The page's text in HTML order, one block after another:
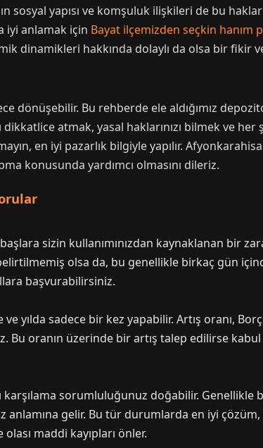
sosyal yapısı ve komşuluk ilişkileri de bu
iyi anlamak için Bayat ilçemizden seçkin hanım
dinamikleri hakkında dolaylı da olsa bir fikir
dönüşebilir. Bu rehberde ele aldığımız
atmak, yasal haklarınızı bilmek ve her
en iyi pazarlık bilgiyle yapılır.
konusunda yardımcı olmasını dileriz.
sizin kullanımınızdan kaynaklanan bir
olsa da, bu genellikle birkaç gün
başvurabilirsiniz.
yılda sadece bir kez yapabilir. Artış oranı,
Bu oranın üzerinde bir artış talep edilirse
sorumluluğunuz doğabilir. Genellikle
gelir. Bu tür durumlarda en iyi çözüm,
maddi kayıpları önler.